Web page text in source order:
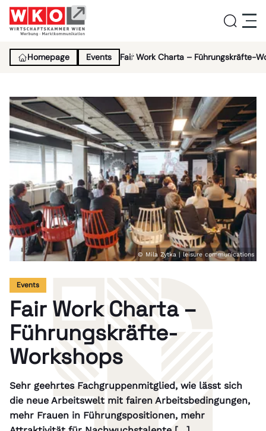
Aktivitäten
Über uns
Lehrlingsinitiative
News
Homepage Events Fair Work Charta – Führungskräfte-
© Mila Zytka | leisure communications
Events
Fair Work Charta –
Führungskräfte-
Workshops
Sehr geehrtes Fachgruppenmitglied, wie lässt sich
die neue Arbeitswelt mit fairen Arbeitsbedingungen,
mehr Frauen in Führungspositionen, mehr